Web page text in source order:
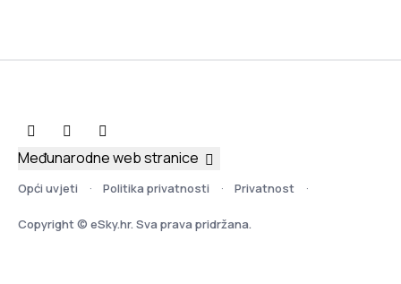
Opći uvjeti Politika privatnosti Privatnost
Copyright © eSky.hr. Sva prava pridržana.
Međunarodne web stranice